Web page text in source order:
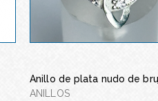
Anillo de plata nudo de
ANILLOS
JUEGO DE ACERO
$75.00